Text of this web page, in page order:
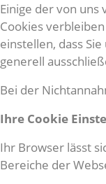
Einige der von uns
Cookies
einstellen, dass
generell
Bei der
Ihre Cookie
Ihr Browser lässt
Bereiche der